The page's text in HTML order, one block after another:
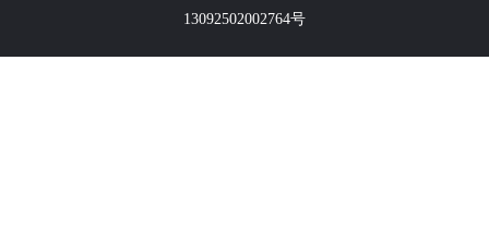
13092502002764号